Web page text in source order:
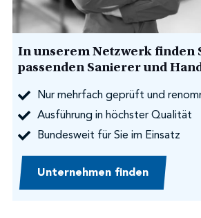
In unserem Netzwerk finden
passenden Sanierer und
Nur mehrfach geprüft und
Ausführung in höchster Qualität
Bundesweit für Sie im Einsatz
Unternehmen finden